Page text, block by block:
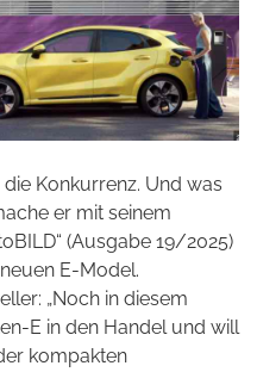
Konkurrenz. Und was
er mit seinem
(Ausgabe 19/2025)
E-Model.
„Noch in diesem
E in den Handel und will
kompakten